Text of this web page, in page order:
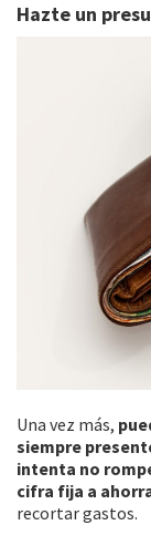
Hazte un
Una vez más,
siempre
intenta no
cifra fija a
recortar gastos.